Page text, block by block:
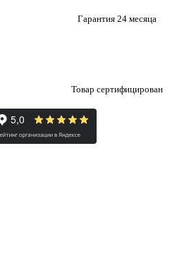
Гарантия 24 месяца
Товар сертифицирован